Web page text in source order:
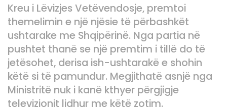
Kreu i Lëvizjes Vetëvendosje, premtoi
themelimin e një njësie të përbashkët
ushtarake me Shqipërinë. Nga partia në
pushtet thanë se një premtim i tillë do të
jetësohet, derisa ish-ushtarakë e shohin
këtë si të pamundur. Megjithatë asnjë nga
Ministritë nuk i kanë kthyer përgjigje
televizionit lidhur me këtë zotim.